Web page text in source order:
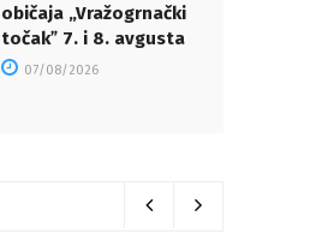
običaja „Vražogrnački
točakˮ 7. i 8. avgusta
07/08/2026